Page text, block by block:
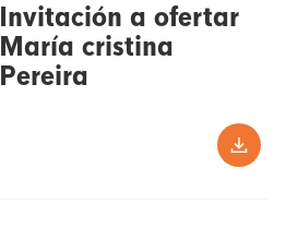
Invitación a ofertar
María cristina
Pereira